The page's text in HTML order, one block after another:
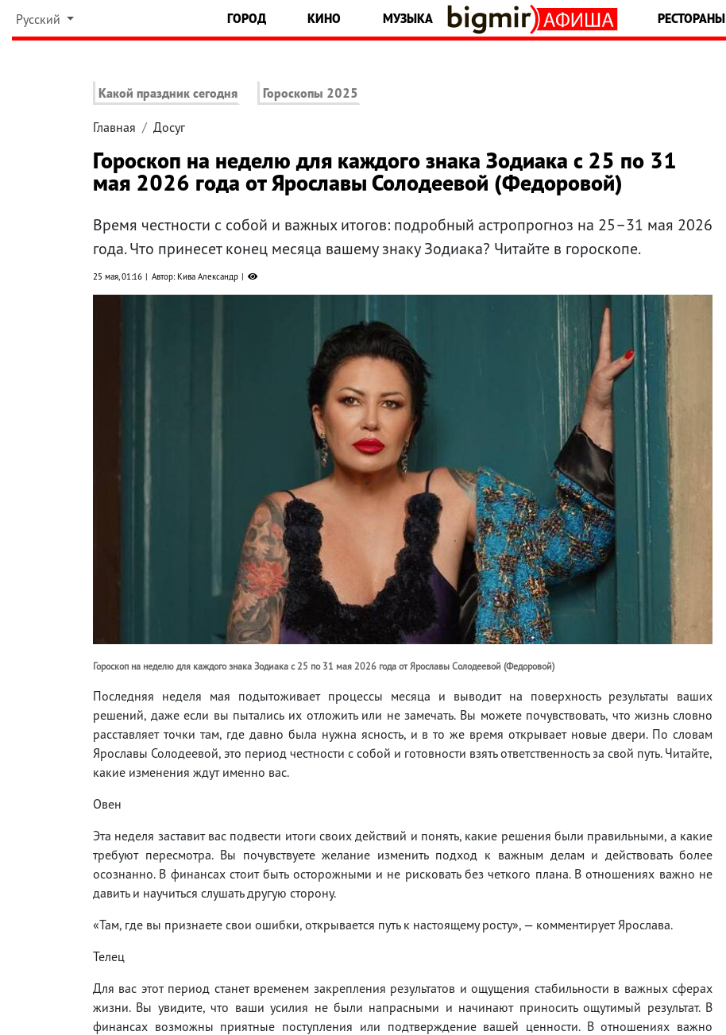
Русский ГОРОД КИНО МУЗЫКА РЕСТОРАНЫ
Какой праздник сегодня Гороскопы 2025
Главная Досуг
Гороскоп на неделю для каждого знака Зодиака с 25 по 31
мая 2026 года от Ярославы Солодеевой (Федоровой)
Время честности с собой и важных итогов: подробный астропрогноз на 25–31 мая 2026
года. Что принесет конец месяца вашему знаку Зодиака? Читайте в гороскопе.
25 мая, 01:16 Автор: Кива Александр
Гороскоп на неделю для каждого знака Зодиака с 25 по 31 мая 2026 года от Ярославы Солодеевой (Федоровой)
Последняя неделя мая подытоживает процессы месяца и выводит на поверхность результаты ваших
решений, даже если вы пытались их отложить или не замечать. Вы можете почувствовать, что жизнь словно
расставляет точки там, где давно была нужна ясность, и в то же время открывает новые двери. По словам
Ярославы Солодеевой, это период честности с собой и готовности взять ответственность за свой путь. Читайте,
какие изменения ждут именно вас.
Овен
Эта неделя заставит вас подвести итоги своих действий и понять, какие решения были правильными, а какие
требуют пересмотра. Вы почувствуете желание изменить подход к важным делам и действовать более
осознанно. В финансах стоит быть осторожными и не рисковать без четкого плана. В отношениях важно не
давить и научиться слушать другую сторону.
«Там, где вы признаете свои ошибки, открывается путь к настоящему росту», — комментирует Ярослава.
Телец
Для вас этот период станет временем закрепления результатов и ощущения стабильности в важных сферах
жизни. Вы увидите, что ваши усилия не были напрасными и начинают приносить ощутимый результат. В
финансах возможны приятные поступления или подтверждение вашей ценности. В отношениях важно